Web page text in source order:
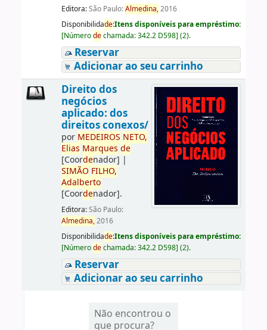
Editora:São Paulo:Almedina,2016
Disponibilidade:Itens disponíveis para empréstimo:
[Númerodechamada:342.2 D598] (2).
Reservar
Adicionar ao seu carrinho
Direito dos
negócios
aplicado: dos
direitos conexos/
por MEDEIROS NETO,
Elias Marques de
[Coordenador] |
SIMÃO FILHO,
Adalberto
[Coordenador].
Editora:São Paulo:
Almedina,2016
Disponibilidade:Itens disponíveis para empréstimo:
[Númerodechamada:342.2 D598] (2).
Reservar
Adicionar ao seu carrinho
Não encontrou o
que procura?